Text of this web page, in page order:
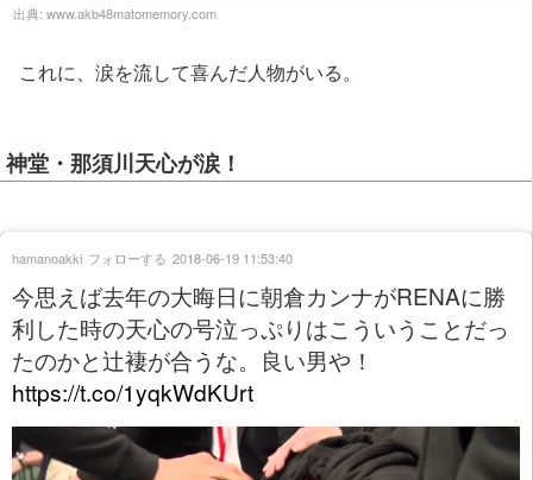
出典: www.akb48matomemory.com
これに、涙を流して喜んだ人物がいる。
神堂・那須川天心が涙！
今思えば去年の大晦日に朝倉カンナがRENAに勝
利した時の天心の号泣っぷりはこういうことだっ
たのかと辻褄が合うな。良い男や！
https://t.co/1yqkWdKUrt
hamanoakki フォローする 2018-06-19 11:53:40